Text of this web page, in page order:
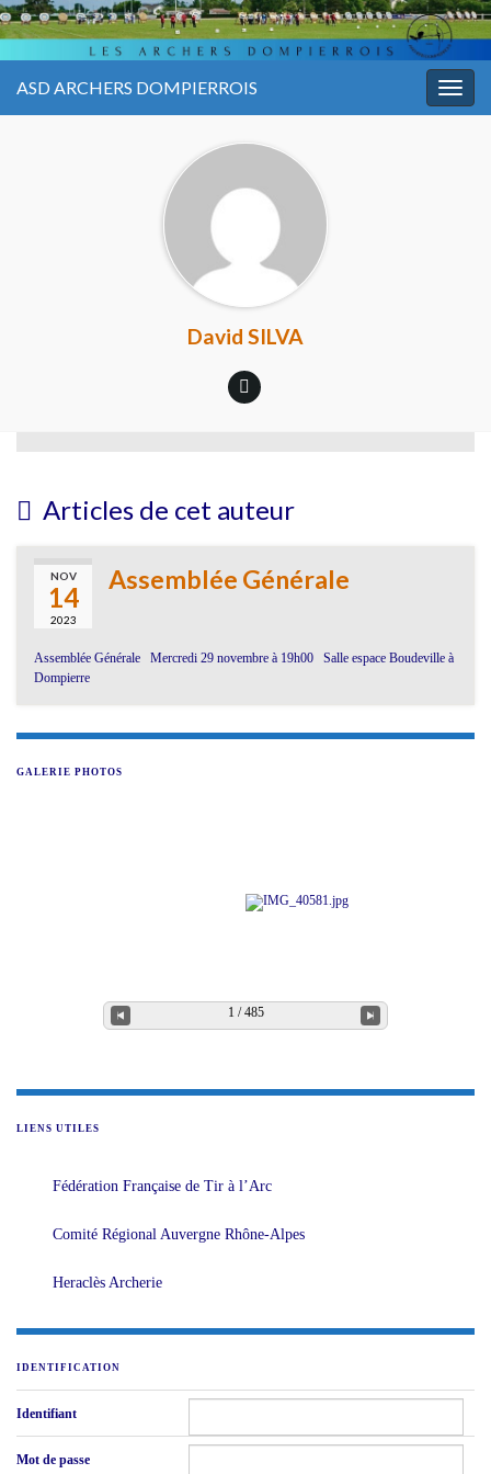
ASD ARCHERS DOMPIERROIS
David SILVA
Articles de cet auteur
NOV
14
2023
Assemblée Générale
Assemblée Générale Mercredi 29 novembre à 19h00 Salle espace Boudeville à
Dompierre
GALERIE PHOTOS
LIENS UTILES
Fédération Française de Tir à l’Arc
Comité Régional Auvergne Rhône-Alpes
Heraclès Archerie
IDENTIFICATION
Identifiant
Mot de passe